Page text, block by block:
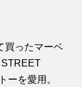
買ったマーベ
STREET
ーを愛用。